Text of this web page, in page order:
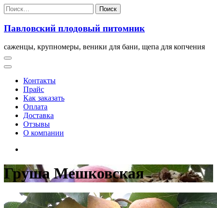
Перейти
к
содержимому
Найти:
Павловский плодовый питомник
саженцы, крупномеры, веники для бани, щепа для копчения
Контакты
Прайс
Как заказать
Оплата
Доставка
Отзывы
О компании
Груша Мешковская